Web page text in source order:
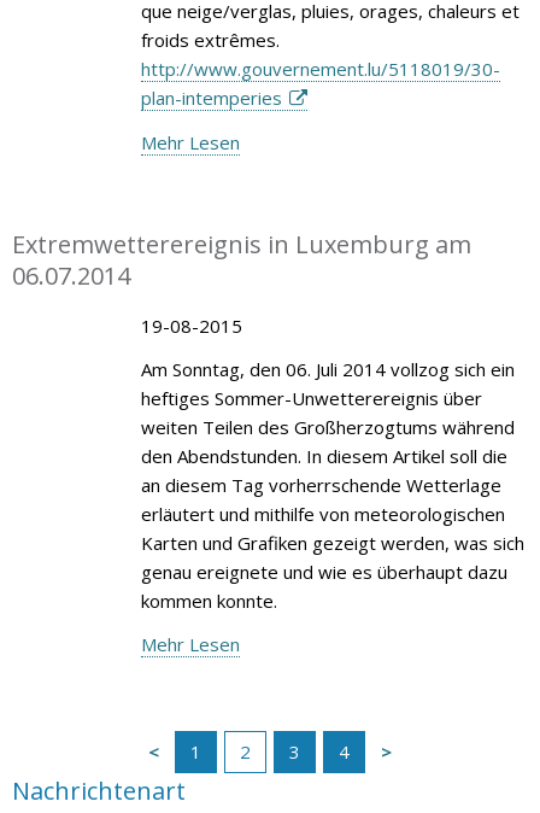
que neige/verglas, pluies, orages, chaleurs et
froids extrêmes.
http://www.gouvernement.lu/5118019/30-
plan-intemperies
Mehr Lesen
Extremwetterereignis in Luxemburg am
06.07.2014
19-08-2015
Am Sonntag, den 06. Juli 2014 vollzog sich ein
heftiges Sommer-Unwetterereignis über
weiten Teilen des Großherzogtums während
den Abendstunden. In diesem Artikel soll die
an diesem Tag vorherrschende Wetterlage
erläutert und mithilfe von meteorologischen
Karten und Grafiken gezeigt werden, was sich
genau ereignete und wie es überhaupt dazu
kommen konnte.
Mehr Lesen
1 2 3 4
Nachrichtenart